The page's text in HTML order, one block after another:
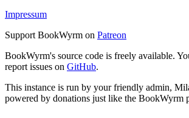
Impressum
Support BookWyrm on Patreon
BookWyrm's source code is freely available.
report issues on GitHub.
This instance is run by your friendly admin,
powered by donations just like the BookWyrm